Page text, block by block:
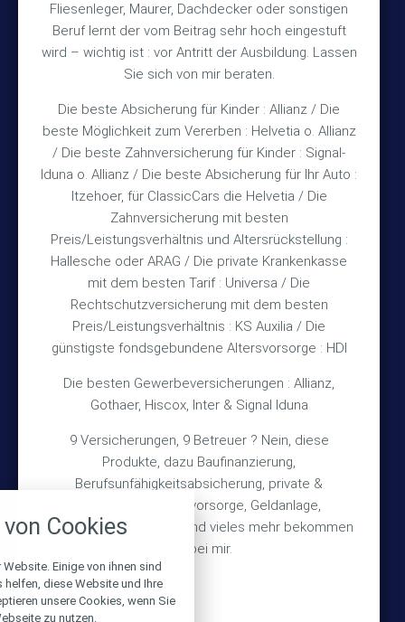
Fliesenleger, Maurer, Dachdecker oder sonstigen
Beruf lernt der vom Beitrag sehr hoch eingestuft
wird – wichtig ist : vor Antritt der Ausbildung. Lassen
Sie sich von mir beraten.
Die beste Absicherung für Kinder : Allianz / Die
beste Möglichkeit zum Vererben : Helvetia o. Allianz
/ Die beste Zahnversicherung für Kinder : Signal-
Iduna o. Allianz / Die beste Absicherung für Ihr Auto :
Itzehoer, für ClassicCars die Helvetia / Die
Zahnversicherung mit besten
Preis/Leistungsverhältnis und Altersrückstellung :
Hallesche oder ARAG / Die private Krankenkasse
mit dem besten Tarif : Universa / Die
Rechtschutzversicherung mit dem besten
Preis/Leistungsverhältnis : KS Auxilia / Die
günstigste fondsgebundene Altersvorsorge : HDI
Die besten Gewerbeversicherungen : Allianz,
Gothaer, Hiscox, Inter & Signal Iduna
9 Versicherungen, 9 Betreuer ? Nein, diese
Produkte, dazu Baufinanzierung,
Berufsunfähigkeitsabsicherung, private &
betriebliche Altersvorsorge, Geldanlage,
Gebäudeversicherung und vieles mehr bekommen
Sie bei mir.
vmh1a@web.de
Bürozeiten
Mo – Fr 10:15 – 12:00 Uhr
Mo & Do 15:30 – 18:00 Uhr
und nach Vereinbarung
Rechtliches
Impressum
Datenschutz
Erstinformation
Wichtiges
Über mich
Bedarfsermittlung
Schadensmeldung
© 2026 Versicherungsmakler Haberkamp GmbH
Cookies
Einige von ihnen sind
diese Website und Ihre
unsere Cookies, wenn Sie
zu nutzen.
alle verwendeten Cookies und
zu blockieren.
Notwendig